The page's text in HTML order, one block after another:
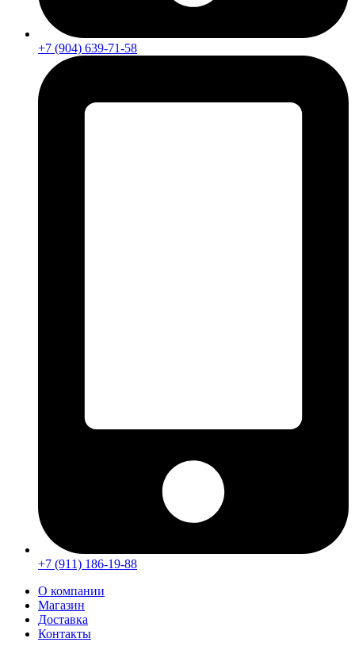
+7 (904) 639-71-58
+7 (911) 186-19-88
О компании
Магазин
Доставка
Контакты